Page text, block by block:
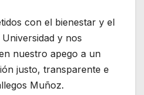
con el bienestar y el
y nos
nuestro apego a un
justo, transparente e
Muñoz.